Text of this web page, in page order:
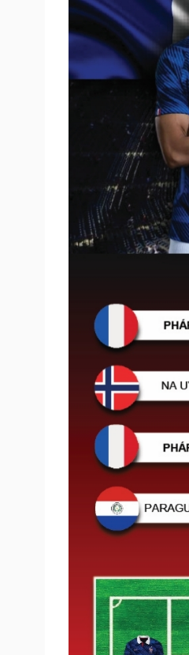
Phòng mạch online
Ăn sạch sống khỏe
Cải chính